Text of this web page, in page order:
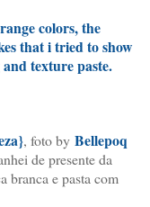
colors, the
that i tried to show
texture paste.
, foto by Bellepoq
de presente da
branca e pasta com